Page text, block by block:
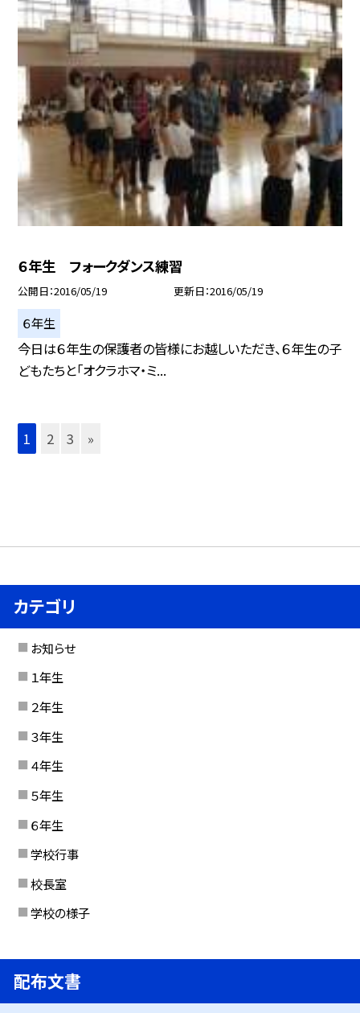
６年生 フォークダンス練習
公開日 2016/05/19 更新日 2016/05/19
６年生
今日は６年生の保護者の皆様にお越しいただき、６年生の子
どもたちと「オクラホマ・ミ...
1 2 3 »
カテゴリ
お知らせ
１年生
２年生
３年生
４年生
５年生
６年生
学校行事
校長室
学校の様子
配布文書